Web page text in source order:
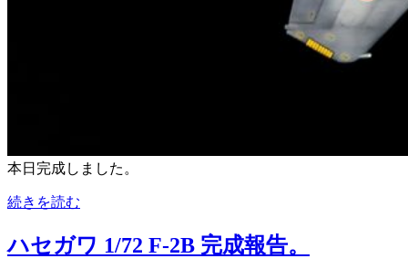
本日完成しました。
続きを読む
ハセガワ 1/72 F-2B 完成報告。